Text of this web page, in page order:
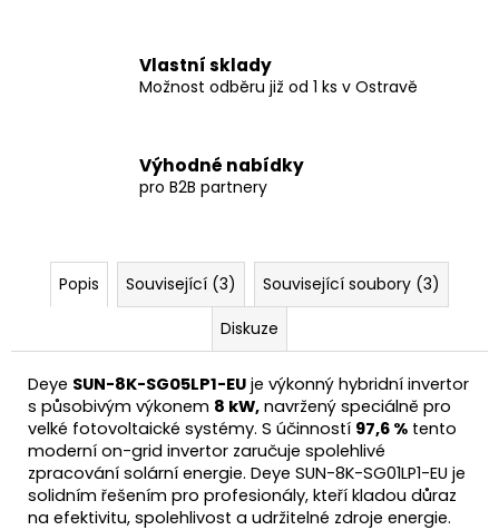
Vlastní sklady
Možnost odběru již od 1 ks v Ostravě
Výhodné nabídky
pro B2B partnery
Popis Související (3)
Související soubory (3)
Diskuze
Deye SUN-8K-SG05LP1-EU je výkonný hybridní invertor
s působivým výkonem 8 kW, navržený speciálně pro
velké fotovoltaické systémy. S účinností 97,6 % tento
moderní on-grid invertor zaručuje spolehlivé
zpracování solární energie. Deye SUN-8K-SG01LP1-EU je
solidním řešením pro profesionály, kteří kladou důraz
na efektivitu, spolehlivost a udržitelné zdroje energie.